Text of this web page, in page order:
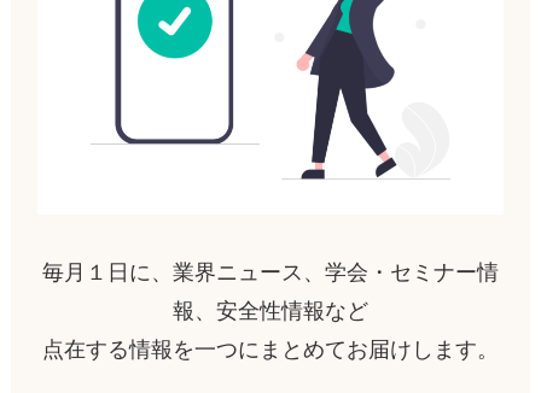
毎月１日に、業界ニュース、学会・セミナー情
報、安全性情報など
点在する情報を一つにまとめてお届けします。